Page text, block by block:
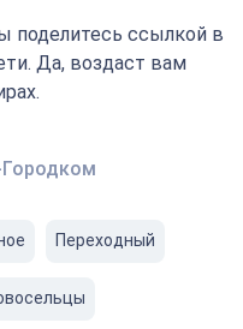
поделитесь ссылкой в
Да, воздаст вам
Переходный